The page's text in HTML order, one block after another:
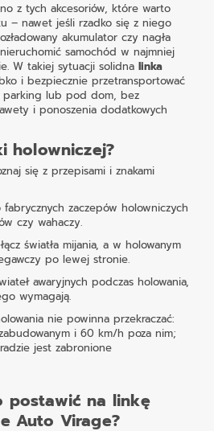
z tych akcesoriów, które warto
– nawet jeśli rzadko się z niego
akumulator czy nagła
samochód w najmniej
W takiej sytuacji solidna linka
i bezpiecznie przetransportować
parking lub pod dom, bez
i ponoszenia dodatkowych
holowniczej?
się z przepisami i znakami
zaczepów holowniczych
czy wahaczy.
światła mijania, a w holowanym
po lewej stronie.
awaryjnych podczas holowania,
wymagają.
nie powinna przekraczać:
i 60 km/h poza nim;
jest zabronione
postawić na linkę
Auto Virage?